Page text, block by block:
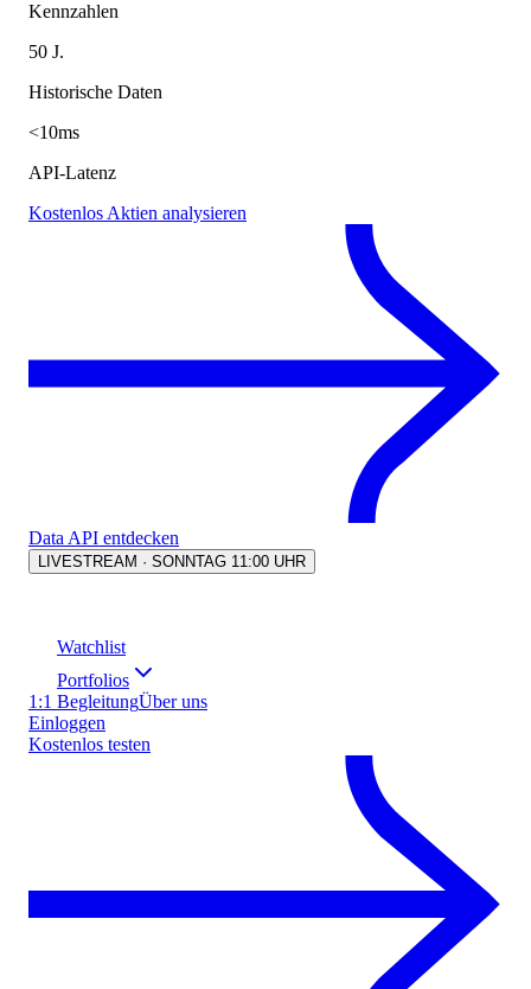
Kennzahlen
50 J.
Historische Daten
<10ms
API-Latenz
Kostenlos Aktien analysieren
Data API entdecken
LIVESTREAM · SONNTAG 11:00 UHR
Watchlist
Portfolios
1:1 BegleitungÜber uns
Einloggen
Kostenlos testen